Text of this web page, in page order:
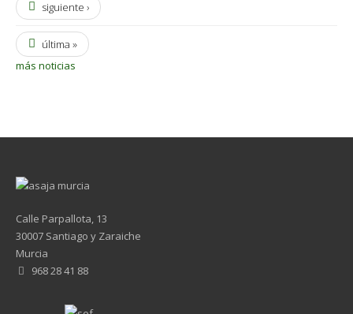
siguiente ›
última »
más noticias
Calle Parpallota, 13
30007 Santiago y Zaraiche
Murcia
968 28 41 88